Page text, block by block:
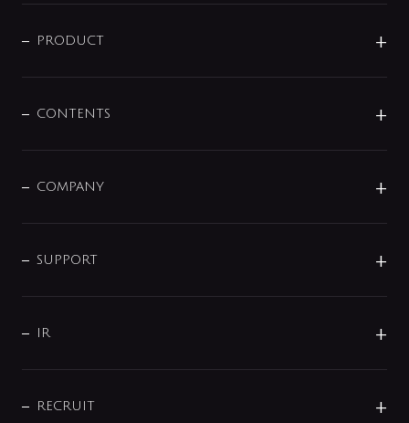
商品に関して
その他
PRODUCT
センサー・タッチ水栓
単水栓
分岐
配管システム
バス・空調周辺用品
CONTENTS
じぶんシャワーが見つかる
COMPANY
企業理念
会社概要
事業所案内
SUPPORT
よくあるご質問
データダウンロード
IR
IRニュース
RECRUIT